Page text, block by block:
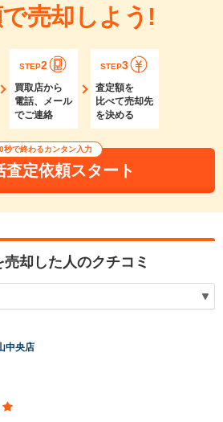
売却しよう!
STEP2
買取店から
電話、メール
でご連絡
STEP3
査定額を
比べて売却先
を決める
秒で終わるカンタン入力
査定依頼スタート
却した人のクチコミ
中央店